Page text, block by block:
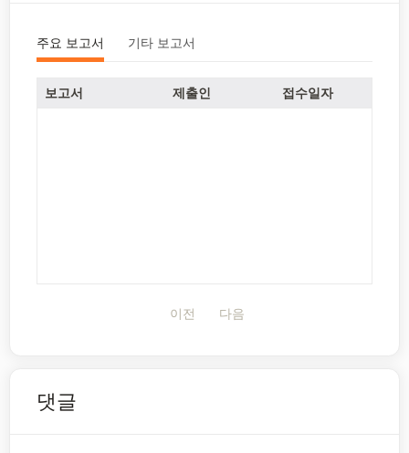
주요 보고서 기타 보고서
보고서 제출인 접수일자
이전 다음
댓글